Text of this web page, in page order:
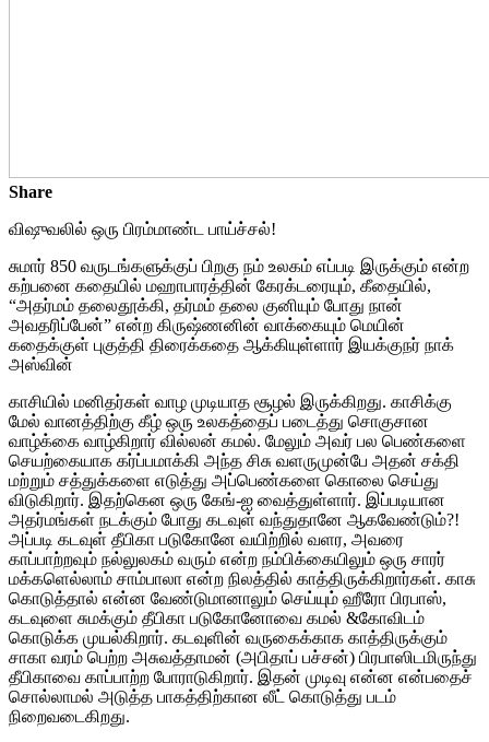
Share
விஷுவலில் ஒரு பிரம்மாண்ட பாய்ச்சல்!
சுமார் 850 வருடங்களுக்குப் பிறகு நம் உலகம் எப்படி இருக்கும் என்ற
கற்பனை கதையில் மஹாபாரத்தின் கேரக்டரையும், கீதையில்,
“அதர்மம் தலைதூக்கி, தர்மம் தலை குனியும் போது நான்
அவதரிப்பேன்” என்ற கிருஷ்ணனின் வாக்கையும் மெயின்
கதைக்குள் புகுத்தி திரைக்கதை ஆக்கியுள்ளார் இயக்குநர் நாக்
அஸ்வின்
காசியில் மனிதர்கள் வாழ முடியாத சூழல் இருக்கிறது. காசிக்கு
மேல் வானத்திற்கு கீழ் ஒரு உலகத்தைப் படைத்து சொகுசான
வாழ்க்கை வாழ்கிறார் வில்லன் கமல். மேலும் அவர் பல பெண்களை
செயற்கையாக கர்ப்பமாக்கி அந்த சிசு வளருமுன்பே அதன் சக்தி
மற்றும் சத்துக்களை எடுத்து அப்பெண்களை கொலை செய்து
விடுகிறார். இதற்கென ஒரு கேங்-ஐ வைத்துள்ளார். இப்படியான
அதர்மங்கள் நடக்கும் போது கடவுள் வந்துதானே ஆகவேண்டும்?!
அப்படி கடவுள் தீபிகா படுகோனே வயிற்றில் வளர, அவரை
காப்பாற்றவும் நல்லுலகம் வரும் என்ற நம்பிக்கையிலும் ஒரு சாரர்
மக்களெல்லாம் சாம்பாலா என்ற நிலத்தில் காத்திருக்கிறார்கள். காசு
கொடுத்தால் என்ன வேண்டுமானாலும் செய்யும் ஹீரோ பிரபாஸ்,
கடவுளை சுமக்கும் தீபிகா படுகோனோவை கமல் &கோவிடம்
கொடுக்க முயல்கிறார். கடவுளின் வருகைக்காக காத்திருக்கும்
சாகா வரம் பெற்ற அசுவத்தாமன் (அபிதாப் பச்சன்) பிரபாஸிடமிருந்து
தீபிகாவை காப்பாற்ற போராடுகிறார். இதன் முடிவு என்ன என்பதைச்
சொல்லாமல் அடுத்த பாகத்திற்கான லீட் கொடுத்து படம்
நிறைவடைகிறது.